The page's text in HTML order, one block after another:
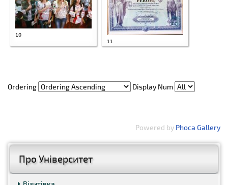
Про Університет
10
11
Ordering Display Num
Powered by Phoca Gallery